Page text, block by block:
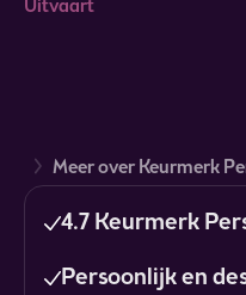
Meer over Keurmerk
4.7 Keurmerk
Persoonlijk en